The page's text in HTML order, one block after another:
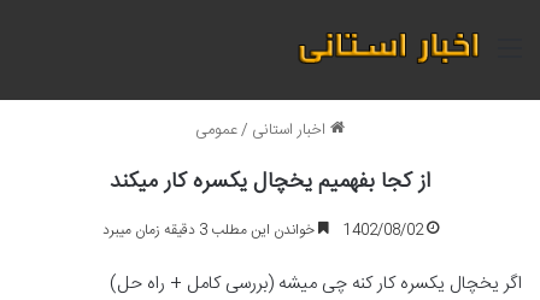
منو
اخبار استانی /عمومی
از کجا بفهمیم یخچال یکسره کار میکند
1402/08/02 خواندن این مطلب 3 دقیقه زمان میبرد
اگر یخچال یکسره کار کنه چی میشه (بررسی کامل + راه حل)